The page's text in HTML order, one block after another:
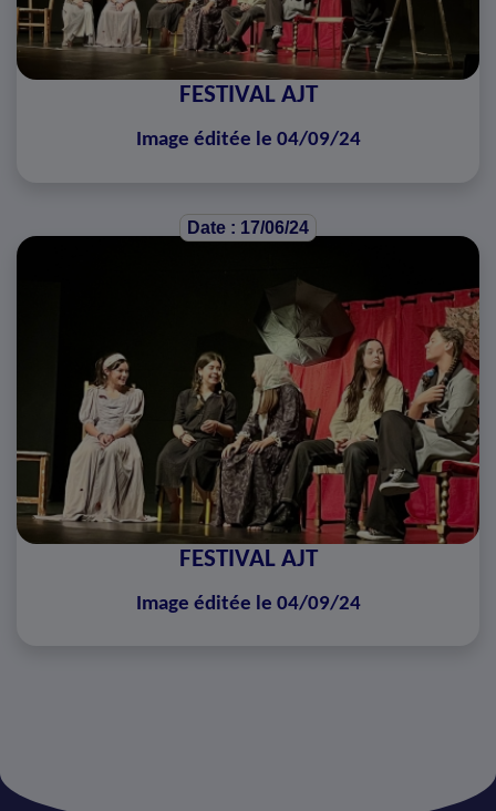
FESTIVAL AJT
Image éditée le 04/09/24
Date : 17/06/24
FESTIVAL AJT
Image éditée le 04/09/24